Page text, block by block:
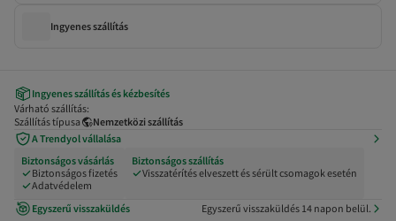
Ingyenes szállítás
Ingyenes szállítás és kézbesítés
Várható szállítás:
Szállítás típusa
Nemzetközi szállítás
A Trendyol vállalása
Biztonságos vásárlás
Biztonságos fizetés
Adatvédelem
Biztonságos szállítás
Visszatérítés elveszett és sérült csomagok esetén
Egyszerű visszaküldés Egyszerű visszaküldés 14 napon belül.